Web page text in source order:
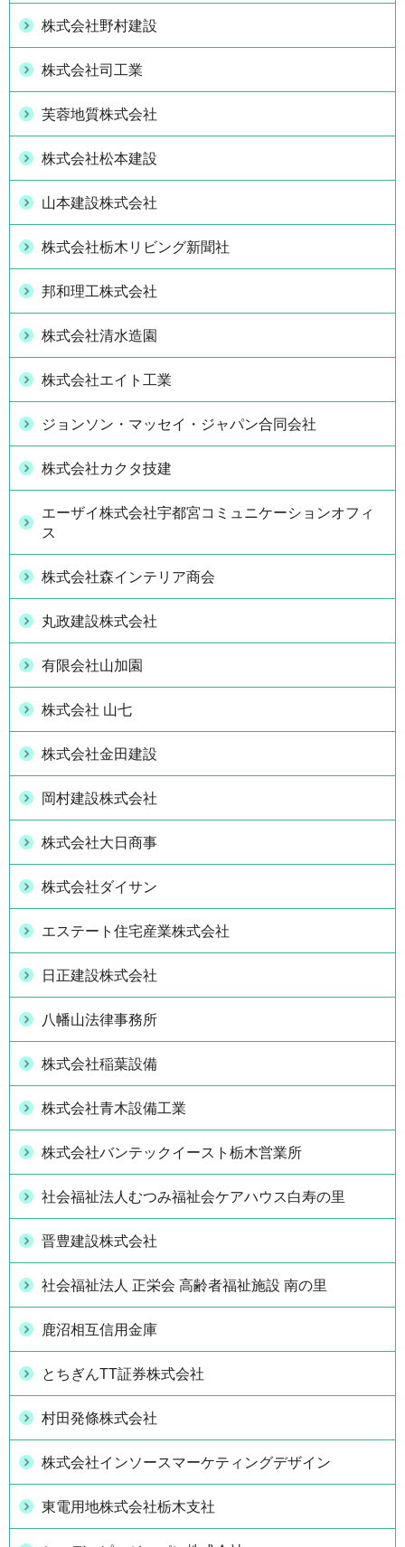
株式会社野村建設
株式会社司工業
芙蓉地質株式会社
株式会社松本建設
山本建設株式会社
株式会社栃木リビング新聞社
邦和理工株式会社
株式会社清水造園
株式会社エイト工業
ジョンソン・マッセイ・ジャパン合同会社
株式会社カクタ技建
エーザイ株式会社宇都宮コミュニケーションオフィ
ス
株式会社森インテリア商会
丸政建設株式会社
有限会社山加園
株式会社 山七
株式会社金田建設
岡村建設株式会社
株式会社大日商事
株式会社ダイサン
エステート住宅産業株式会社
日正建設株式会社
八幡山法律事務所
株式会社稲葉設備
株式会社青木設備工業
株式会社バンテックイースト栃木営業所
社会福祉法人むつみ福祉会ケアハウス白寿の里
晋豊建設株式会社
社会福祉法人 正栄会 高齢者福祉施設 南の里
鹿沼相互信用金庫
とちぎんTT証券株式会社
村田発條株式会社
株式会社インソースマーケティングデザイン
東電用地株式会社栃木支社